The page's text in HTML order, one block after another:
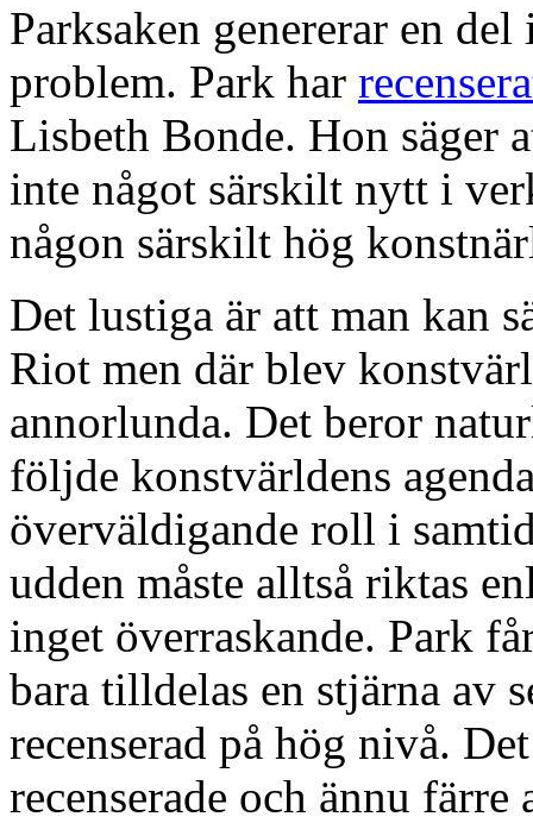
Parksaken genererar en
problem. Park har
Lisbeth Bonde. Hon säger
inte något särskilt nytt i
någon särskilt hög
Det lustiga är att man kan
Riot men där blev
annorlunda. Det beror
följde konstvärldens
överväldigande roll i
udden måste alltså riktas
inget överraskande. Park
bara tilldelas en stjärna av
recenserad på hög nivå.
recenserade och ännu